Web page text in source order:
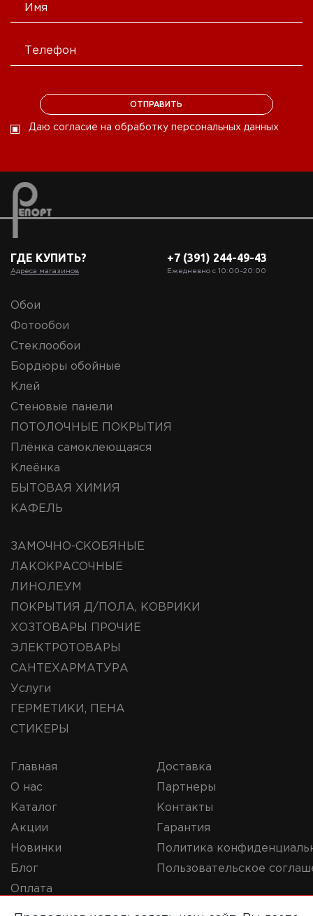
Даю согласие на обработку персональных данных
ГДЕ КУПИТЬ?
Адреса магазинов
+7 (391) 244-49-43
Ежедневно с 10:00‒20:00
Обои
Фотообои
Стеклообои
Бордюры обойные
Клей
Стеновые панели
ПОТОЛОЧНЫЕ ПОКРЫТИЯ
Плёнка самоклеющаяся
Клеёнка
БЫТОВАЯ ХИМИЯ
КАФЕЛЬ
ЗАМОЧНО-СКОБЯНЫЕ
ЛАКОКРАСОЧНЫЕ
ЛИНОЛЕУМ
ПОКРЫТИЯ Д/ПОЛА, КОВРИКИ
ХОЗТОВАРЫ ПРОЧИЕ
ЭЛЕКТРОТОВАРЫ
САНТЕХАРМАТУРА
Услуги
ГЕРМЕТИКИ, ПЕНА
СТИКЕРЫ
Главная
О нас
Каталог
Акции
Новинки
Блог
Оплата
Доставка
Партнеры
Контакты
Гарантия
Политика
Пользовательское